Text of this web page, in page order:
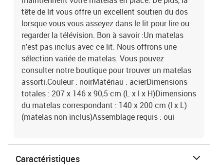
tête de lit vous offre un excellent soutien du dos
lorsque vous vous asseyez dans le lit pour lire ou
regarder la télévision. Bon à savoir :Un matelas
n'est pas inclus avec ce lit. Nous offrons une
sélection variée de matelas. Vous pouvez
consulter notre boutique pour trouver un matelas
assorti.Couleur : noirMatériau : acierDimensions
totales : 207 x 146 x 90,5 cm (L x l x H)Dimensions
du matelas correspondant : 140 x 200 cm (l x L)
(matelas non inclus)Assemblage requis : oui
Caractéristiques